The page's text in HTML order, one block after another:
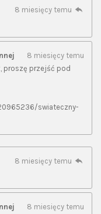
8 miesięcy temu
8 miesięcy temu
proszę przejść pod
swiateczny-
8 miesięcy temu
8 miesięcy temu